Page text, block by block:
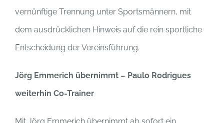
vernünftige Trennung unter Sportsmännern, mit
dem ausdrücklichen Hinweis auf die rein sportliche
Entscheidung der Vereinsführung.
Jörg Emmerich übernimmt – Paulo Rodrigues
weiterhin Co-Trainer